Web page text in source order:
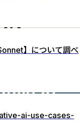
】について調べ
ai-use-cases-